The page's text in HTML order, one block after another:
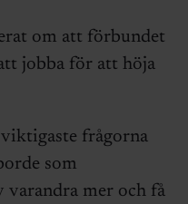
om att förbundet
jobba för att höja
frågorna
som
varandra mer och få